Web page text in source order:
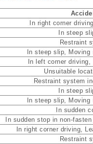
In right corner
In steep
Restraint
In steep slip,
In left corner
Unsuitable
Restraint system
In steep
In steep slip,
In sudden
In sudden stop in non-
In right corner driving,
Restraint